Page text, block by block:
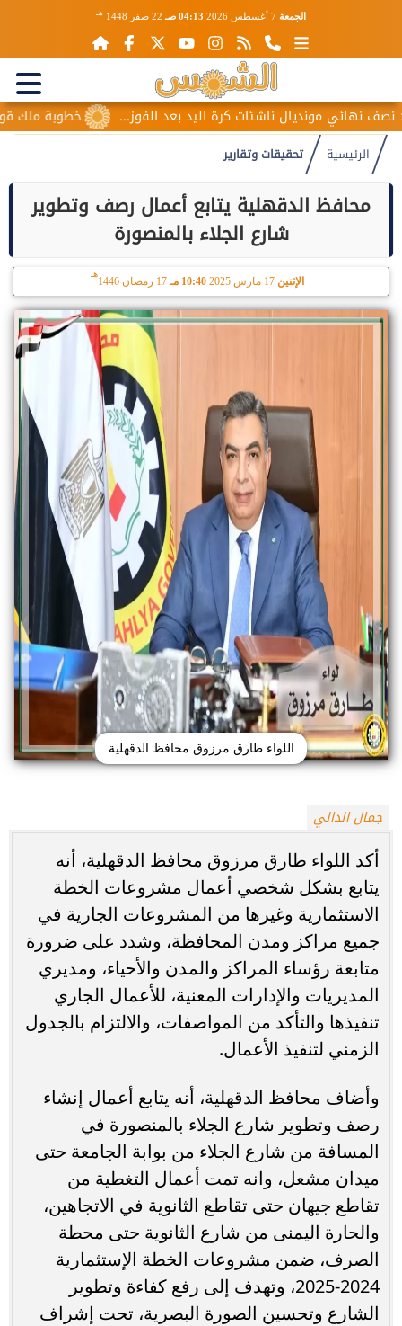
الجمعة 04:13 صـ 22 صفر 1448 هـ
خطوبة ملك قورة مونديال ناشئات كرة اليد بعد الفوز...
الرئيسية تحقيقات وتقارير
محافظ الدقهلية يتابع أعمال رصف وتطوير
شارع الجلاء بالمنصورة
الإثنين 10:40 مـ 17 رمضان 1446
هـ
اللواء طارق مرزوق محافظ الدقهلية
جمال الدالي
أكد اللواء طارق مرزوق محافظ الدقهلية، أنه
يتابع بشكل شخصي أعمال مشروعات الخطة
الاستثمارية وغيرها من المشروعات الجارية في
جميع مراكز ومدن المحافظة، وشدد على ضرورة
متابعة رؤساء المراكز والمدن والأحياء، ومديري
المديريات والإدارات المعنية، للأعمال الجاري
تنفيذها والتأكد من المواصفات، والالتزام بالجدول
الزمني لتنفيذ الأعمال.
وأضاف محافظ الدقهلية، أنه يتابع أعمال إنشاء
رصف وتطوير شارع الجلاء بالمنصورة في
المسافة من شارع الجلاء من بوابة الجامعة حتى
ميدان مشعل، وانه تمت أعمال التغطية من
تقاطع جيهان حتى تقاطع الثانوية في الاتجاهين،
والحارة اليمنى من شارع الثانوية حتى محطة
الصرف، ضمن مشروعات الخطة الإستثمارية
2024-2025، وتهدف إلى رفع كفاءة وتطوير
الشارع وتحسين الصورة البصرية، تحت إشراف